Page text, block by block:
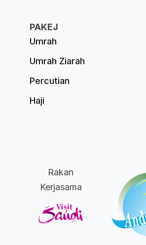
PAKEJ
Umrah
Umrah Ziarah
Percutian
Haji
Rakan
Kerjasama